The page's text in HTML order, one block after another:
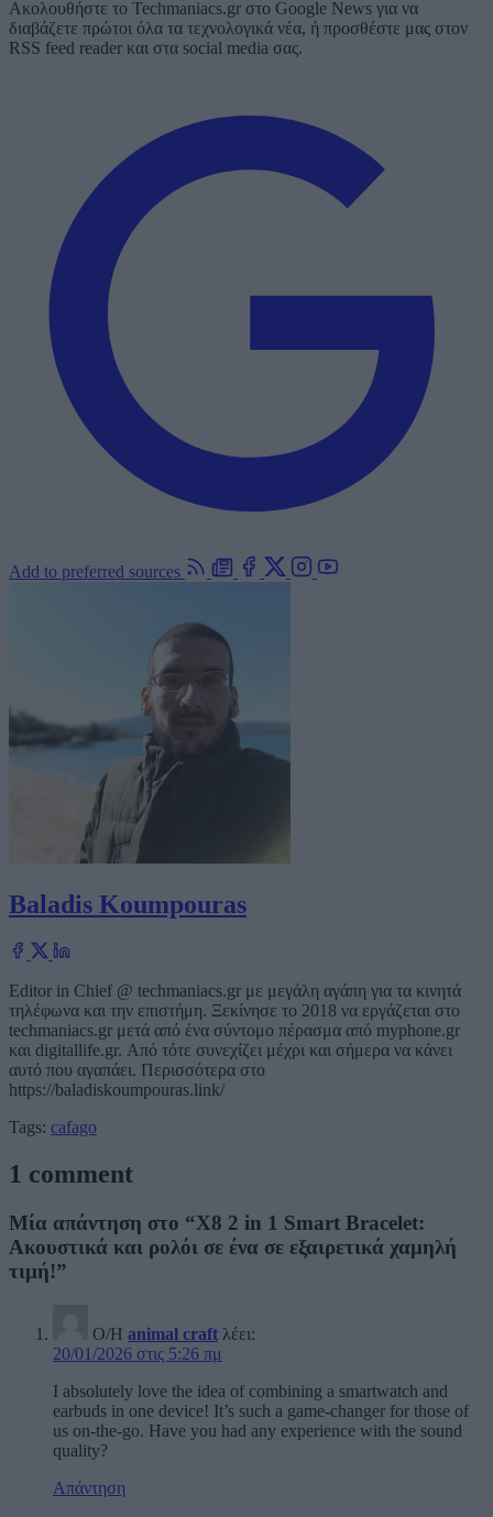
Ακολουθήστε το Techmaniacs.gr στο Google News για να
διαβάζετε πρώτοι όλα τα τεχνολογικά νέα, ή προσθέστε μας στον
RSS feed reader και στα social media σας.
Add to preferred sources
Baladis Koumpouras
Editor in Chief @ techmaniacs.gr με μεγάλη αγάπη για τα κινητά
τηλέφωνα και την επιστήμη. Ξεκίνησε το 2018 να εργάζεται στο
techmaniacs.gr μετά από ένα σύντομο πέρασμα από myphone.gr
και digitallife.gr. Από τότε συνεχίζει μέχρι και σήμερα να κάνει
αυτό που αγαπάει. Περισσότερα στο
https://baladiskoumpouras.link/
Tags: cafago
1 comment
Μία απάντηση στο “X8 2 in 1 Smart Bracelet:
Ακουστικά και ρολόι σε ένα σε εξαιρετικά χαμηλή
τιμή!”
Ο/Η animal craft λέει:
20/01/2026 στις 5:26 πμ
I absolutely love the idea of combining a smartwatch and
earbuds in one device! It’s such a game-changer for those of
us on-the-go. Have you had any experience with the sound
quality?
Απάντηση